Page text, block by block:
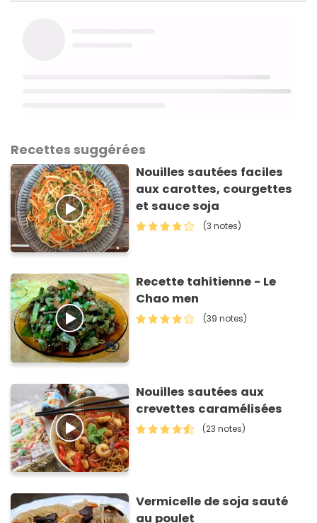
Recettes suggérées
Nouilles sautées faciles
aux carottes, courgettes
et sauce soja
(3 notes)
Recette tahitienne - Le
Chao men
(39 notes)
Nouilles sautées aux
crevettes caramélisées
(23 notes)
Vermicelle de soja sauté
au poulet